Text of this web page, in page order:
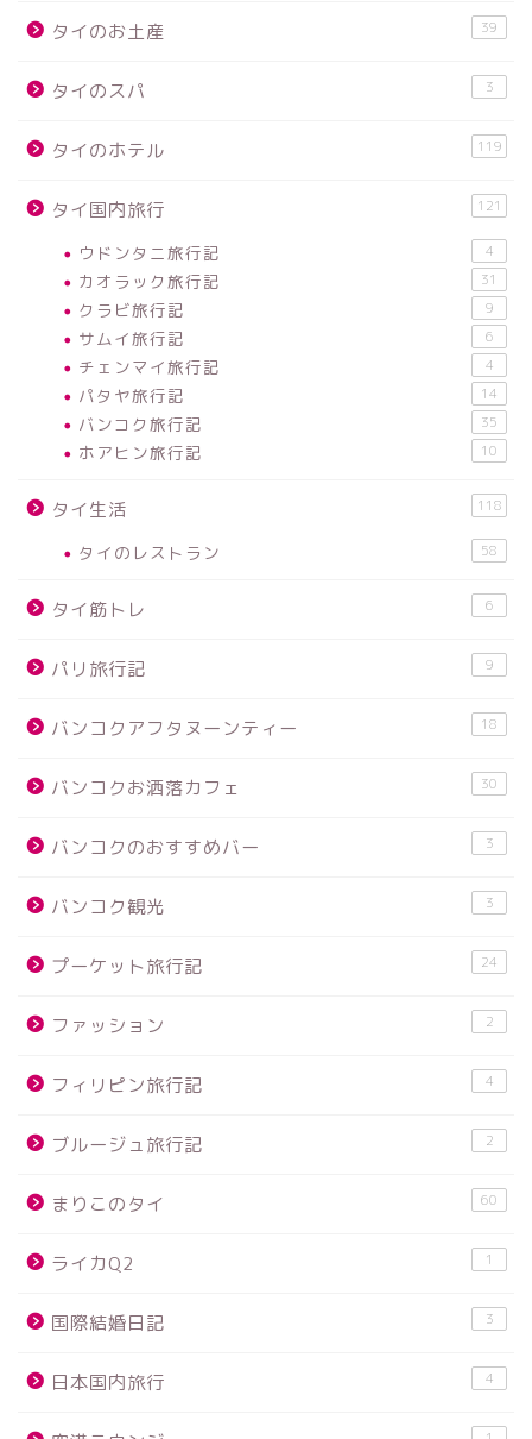
タイのお土産 39
タイのスパ 3
タイのホテル 119
タイ国内旅行 121
ウドンタニ旅行記 4
カオラック旅行記 31
クラビ旅行記 9
サムイ旅行記 6
チェンマイ旅行記 4
パタヤ旅行記 14
バンコク旅行記 35
ホアヒン旅行記 10
タイ生活 118
タイのレストラン 58
タイ筋トレ 6
パリ旅行記 9
バンコクアフタヌーンティー 18
バンコクお洒落カフェ 30
バンコクのおすすめバー 3
バンコク観光 3
プーケット旅行記 24
ファッション 2
フィリピン旅行記 4
ブルージュ旅行記 2
まりこのタイ 60
ライカQ2 1
国際結婚日記 3
日本国内旅行 4